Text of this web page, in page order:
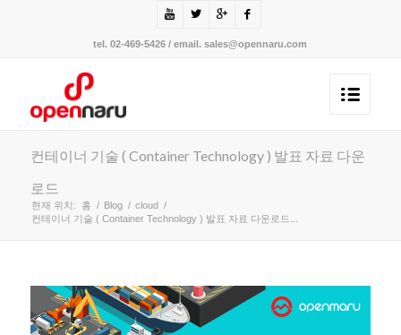
tel. 02-469-5426 / email. sales@opennaru.com
컨테이너 기술 ( Container Technology ) 발표 자료 다운
로드
현재 위치: 홈 / Blog / cloud /
컨테이너 기술 ( Container Technology ) 발표 자료 다운로드...